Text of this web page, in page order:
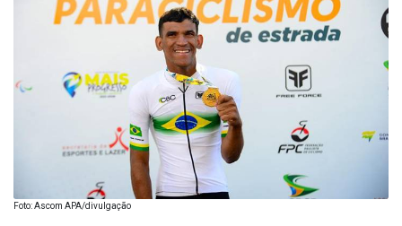
Foto: Ascom APA/divulgação